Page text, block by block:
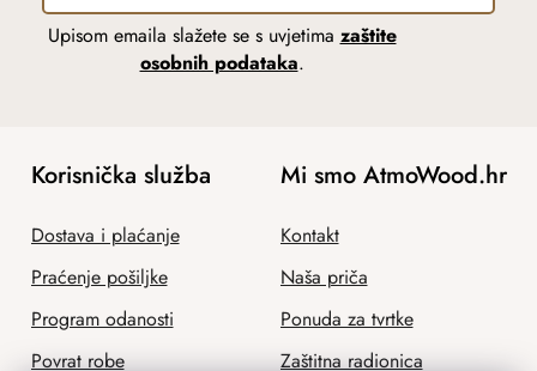
Upisom emaila slažete se s uvjetima zaštite
osobnih podataka.
Korisnička služba
Dostava i plaćanje
Praćenje pošiljke
Program odanosti
Povrat robe
Mi smo AtmoWood.hr
Kontakt
Naša priča
Ponuda za tvrtke
Zaštitna radionica